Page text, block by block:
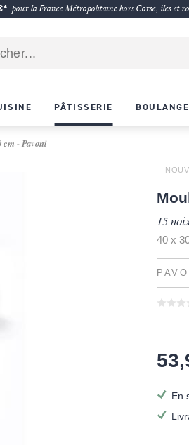
pour la France Métropolitaine hors Corse, îles et
PÂTISSERIE
cm - Pavoni
15
40 x
En